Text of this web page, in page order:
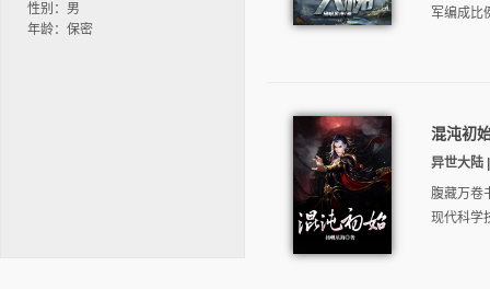
性别：男
年龄：保密
军编成比
混沌初
异世大陆
腹藏万卷
现代科学